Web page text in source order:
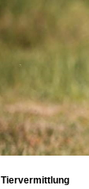
Tiervermittlung